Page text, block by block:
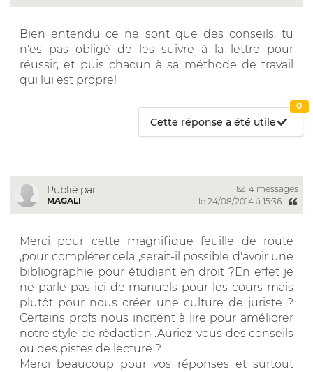
Bien entendu ce ne sont que des conseils, tu
n'es pas obligé de les suivre à la lettre pour
réussir, et puis chacun à sa méthode de travail
qui lui est propre!
Cette réponse a été utile
0
Publié par
MAGALI
4 messages
le 24/08/2014 à 15:36
Merci pour cette magnifique feuille de route
,pour compléter cela ,serait-il possible d'avoir une
bibliographie pour étudiant en droit ?En effet je
ne parle pas ici de manuels pour les cours mais
plutôt pour nous créer une culture de juriste ?
Certains profs nous incitent à lire pour améliorer
notre style de rédaction .Auriez-vous des conseils
ou des pistes de lecture ?
Merci beaucoup pour vos réponses et surtout